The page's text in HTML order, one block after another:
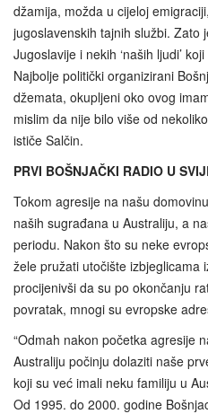
džamija, možda u cijeloj
jugoslavenskih tajnih službi. Zato
Jugoslavije i nekih ‘naših ljudi’
Najbolje politički organizirani
džemata, okupljeni oko ovog
mislim da nije bilo više od
ističe Salčin.
PRVI BOŠNJAČKI RADIO U
Tokom agresije na našu
naših sugrađana u Australiju, a
periodu. Nakon što su neke
žele pružati utočište izbjeglicama
procijenivši da su po okončanju
povratak, mnogi su evropske
“Odmah nakon početka agresije
Australiju počinju dolaziti naše
koji su već imali neku familiju u
Od 1995. do 2000. godine